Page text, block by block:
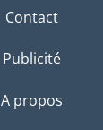
Contact
Publicité
A propos